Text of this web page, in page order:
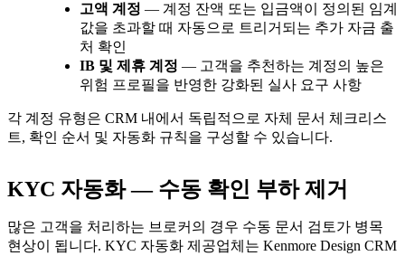
고액 계정 — 계정 잔액 또는 입금액이 정의된 임계
값을 초과할 때 자동으로 트리거되는 추가 자금 출
처 확인
IB 및 제휴 계정 — 고객을 추천하는 계정의 높은
위험 프로필을 반영한 강화된 실사 요구 사항
각 계정 유형은 CRM 내에서 독립적으로 자체 문서 체크리스
트, 확인 순서 및 자동화 규칙을 구성할 수 있습니다.
KYC 자동화 — 수동 확인 부하 제거
많은 고객을 처리하는 브로커의 경우 수동 문서 검토가 병목
현상이 됩니다. KYC 자동화 제공업체는 Kenmore Design CRM